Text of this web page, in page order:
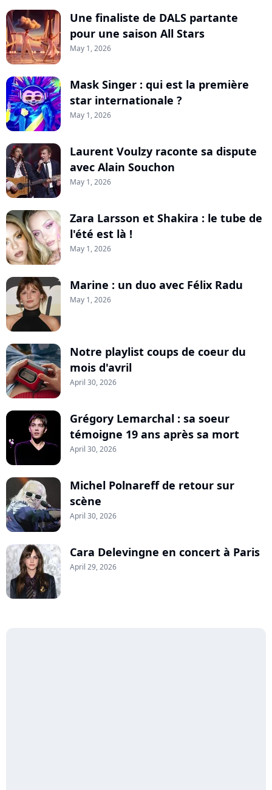
Une finaliste de DALS partante
pour une saison All Stars
May 1, 2026
Mask Singer : qui est la première
star internationale ?
May 1, 2026
Laurent Voulzy raconte sa dispute
avec Alain Souchon
May 1, 2026
Zara Larsson et Shakira : le tube de
l'été est là !
May 1, 2026
Marine : un duo avec Félix Radu
May 1, 2026
Notre playlist coups de coeur du
mois d'avril
April 30, 2026
Grégory Lemarchal : sa soeur
témoigne 19 ans après sa mort
April 30, 2026
Michel Polnareff de retour sur
scène
April 30, 2026
Cara Delevingne en concert à Paris
April 29, 2026